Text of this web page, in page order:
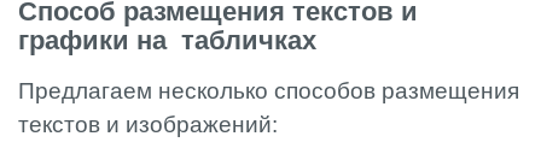
Способ размещения текстов и
графики на табличках
Предлагаем несколько способов размещения
текстов и изображений: